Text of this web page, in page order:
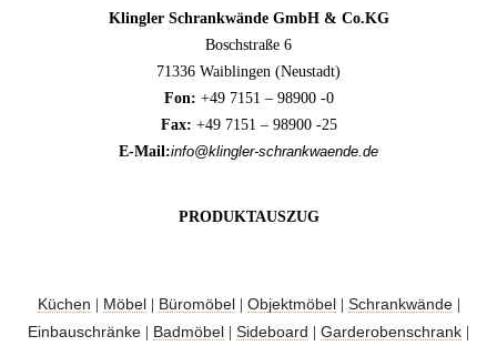
Klingler Schrankwände GmbH & Co.KG
Boschstraße 6
71336 Waiblingen (Neustadt)
Fon: +49 7151 – 98900 -0
Fax: +49 7151 – 98900 -25
E-Mail:info@klingler-schrankwaende.de
PRODUKTAUSZUG
Küchen Möbel Büromöbel Objektmöbel Schrankwände|
Einbauschränke Badmöbel Sideboard Garderobenschrank